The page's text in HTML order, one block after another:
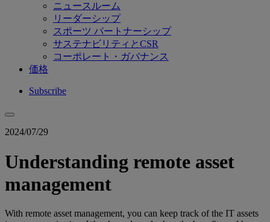
ニュースルーム
リーダーシップ
スポーツ パートナーシップ
サステナビリティとCSR
コーポレート・ガバナンス
価格
Subscribe
2024/07/29
Understanding remote asset
management
With remote asset management, you can keep track of the IT assets